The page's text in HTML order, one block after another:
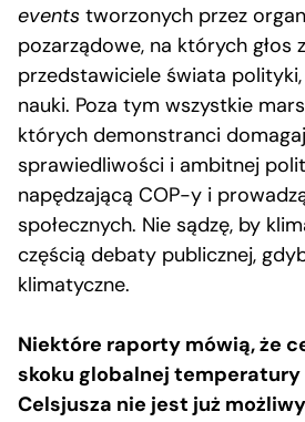
events tworzonych przez
pozarządowe, na których głos
przedstawiciele świata
nauki. Poza tym wszystkie
których demonstranci
sprawiedliwości i ambitnej
napędzającą COP-y i
społecznych. Nie sądzę, by
częścią debaty publicznej,
klimatyczne.
Niektóre raporty mówią, że
skoku globalnej temperatury
Celsjusza nie jest już